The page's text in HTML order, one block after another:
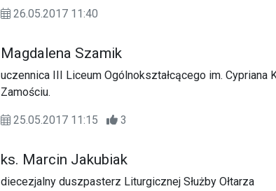
26.05.2017 11:40
Magdalena Szamik
uczennica III Liceum Ogólnokształcącego im. Cypriana
Zamościu.
25.05.2017 11:15 3
ks. Marcin Jakubiak
diecezjalny duszpasterz Liturgicznej Służby Ołtarza